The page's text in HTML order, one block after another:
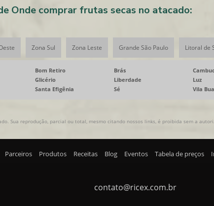
Onde comprar frutas secas no atacado:
Zona Sul Zona Leste Grande São Paulo Litoral de
Bom Retiro Brás
Glicério Liberdade Luz
Santa Efigênia Sé Vila
Sua reprodução, parcial ou total, mesmo citando nossos links, é proibida sem a
Parceiros Produtos Receitas Blog Eventos Tabela de preços
contato@ricex.com.br